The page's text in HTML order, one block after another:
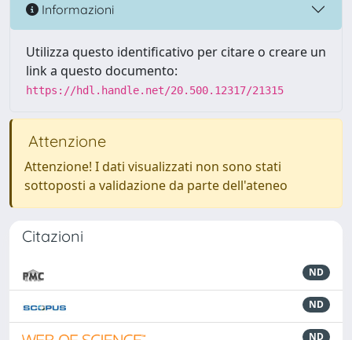
Informazioni
Utilizza questo identificativo per citare o creare un
link a questo documento:
https://hdl.handle.net/20.500.12317/21315
Attenzione
Attenzione! I dati visualizzati non sono stati
sottoposti a validazione da parte dell'ateneo
Citazioni
ND
ND
ND